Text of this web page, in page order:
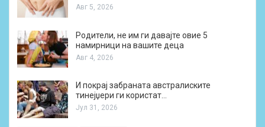
Авг 5, 2026
Родители, не им ги давајте овие 5
намирници на вашите деца
Авг 4, 2026
И покрај забраната австралиските
тинејџери ги користат…
Јул 31, 2026